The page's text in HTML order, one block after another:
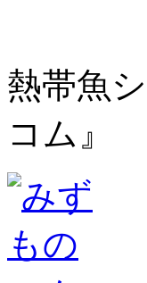
熱帯魚
コム』